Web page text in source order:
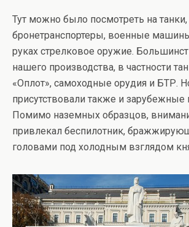
Тут можно было посмотреть на танки,
бронетранспортеры, военные
руках стрелковое оружие.
нашего производства, в частности
«Оплот», самоходные орудия и БТР.
присутствовали также и зарубежные
Помимо наземных образцов,
привлекал беспилотник,
головами под холодным взглядом